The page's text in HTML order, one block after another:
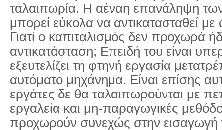
ταλαιπωρία. Η αέναη επανάληψη
μπορεί εύκολα να αντικατασταθεί με
Γιατί ο καπιταλισμός δεν προχωρά
αντικατάσταση; Επειδή του είναι
εξευτελίζει τη φτηνή εργασία
αυτόματο μηχάνημα. Είναι επίσης
εργάτες δε θα ταλαιπωρούνται με
εργαλεία και μη-παραγωγικές
προχωρούν συνεχώς στην εισαγωγή